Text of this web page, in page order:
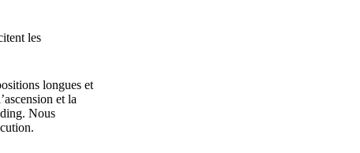
les
longues et
et la
Nous